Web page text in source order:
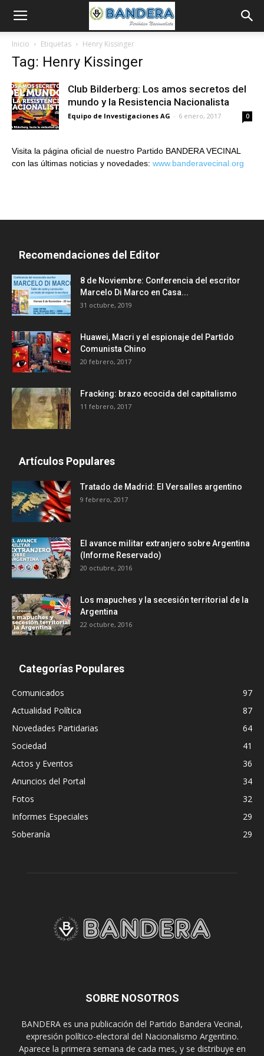
Inicio Etiquetas Henry Kissinger
Tag: Henry Kissinger
Club Bilderberg: Los amos secretos del
mundo y la Resistencia Nacionalista
Equipo de Investigaciones AG - 6 enero, 2017 0
Visita la página oficial de nuestro Partido BANDERA VECINAL
con las últimas noticias y novedades: www.banderavecinal.org
Recomendaciones del Editor
8 de Noviembre: Conferencia del escritor
Marcelo Di Marco en Casa...
31 octubre, 2019
Huawei, Macri y el espionaje del Partido
Comunista Chino
20 febrero, 2017
Fracking: brazo ecocida del capitalismo
11 febrero, 2017
Artículos Populares
Tratado de Madrid: El Versalles argentino
9 febrero, 2017
El avance militar extranjero sobre Argentina
(Informe Reservado)
20 octubre, 2016
Los mapuches y la secesión territorial de la
Argentina
22 octubre, 2016
Categorías Populares
Comunicados
97
Actualidad Política
87
Novedades Partidarias
64
Sociedad
41
Actos y Eventos
36
Anuncios del Portal
34
Fotos
32
Informes Especiales
29
Soberanía
29
SOBRE NOSOTROS
BANDERA es una publicación del Partido Bandera Vecinal,
expresión político-electoral del Nacionalismo Argentino.
Aparece la primera semana de cada mes, y se distribuye en